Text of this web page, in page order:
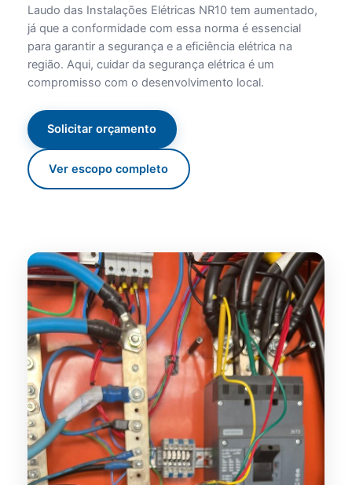
Laudo das Instalações Elétricas NR10 tem aumentado,
já que a conformidade com essa norma é essencial
para garantir a segurança e a eficiência elétrica na
região. Aqui, cuidar da segurança elétrica é um
compromisso com o desenvolvimento local.
Solicitar orçamento
Ver escopo completo